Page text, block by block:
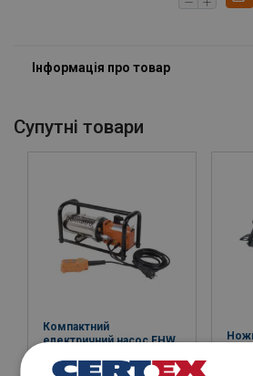
Особливості:
Cупутні товари
Компактний
електричний насос EHW